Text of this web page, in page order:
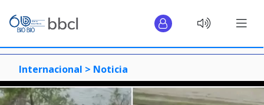
Internacional > Noticia